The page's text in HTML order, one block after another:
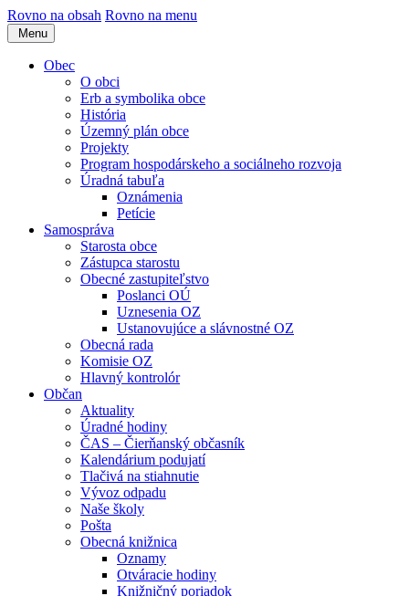
Rovno na obsah Rovno na menu
Menu
Obec
O obci
Erb a symbolika obce
História
Územný plán obce
Projekty
Program hospodárskeho a sociálneho rozvoja
Úradná tabuľa
Oznámenia
Petície
Samospráva
Starosta obce
Zástupca starostu
Obecné zastupiteľstvo
Poslanci OÚ
Uznesenia OZ
Ustanovujúce a slávnostné OZ
Obecná rada
Komisie OZ
Hlavný kontrolór
Občan
Aktuality
Úradné hodiny
ČAS – Čierňanský občasník
Kalendárium podujatí
Tlačivá na stiahnutie
Vývoz odpadu
Naše školy
Pošta
Obecná knižnica
Oznamy
Otváracie hodiny
Knižničný poriadok